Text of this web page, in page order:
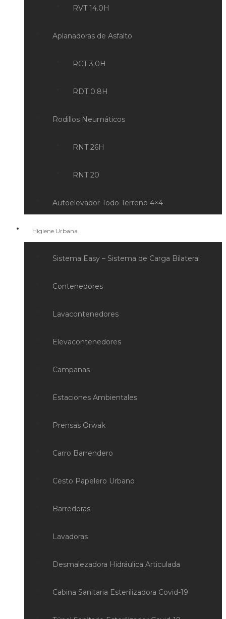
RVT 14.0H
Aplanadoras de Asfalto
RCT 3.0H
RDT 0.8H
Rodillos Neumáticos
RNT 26H
RNT 20
Autoelevador Todo Terreno 4×4
Higiene Urbana
Sistema Easy – Sistema de Carga Bilateral
Contenedores
Lavacontenedores
Elevacontenedores
Campanas
Estaciones Ambientales
Prensas Orwak
Carro Barrendero
Cesto Papelero Urbano
Barredoras
Lavadoras
Desmalezadora Hidráulica Articulada
Cabina Sanitaria Esterilizadora Covid-19